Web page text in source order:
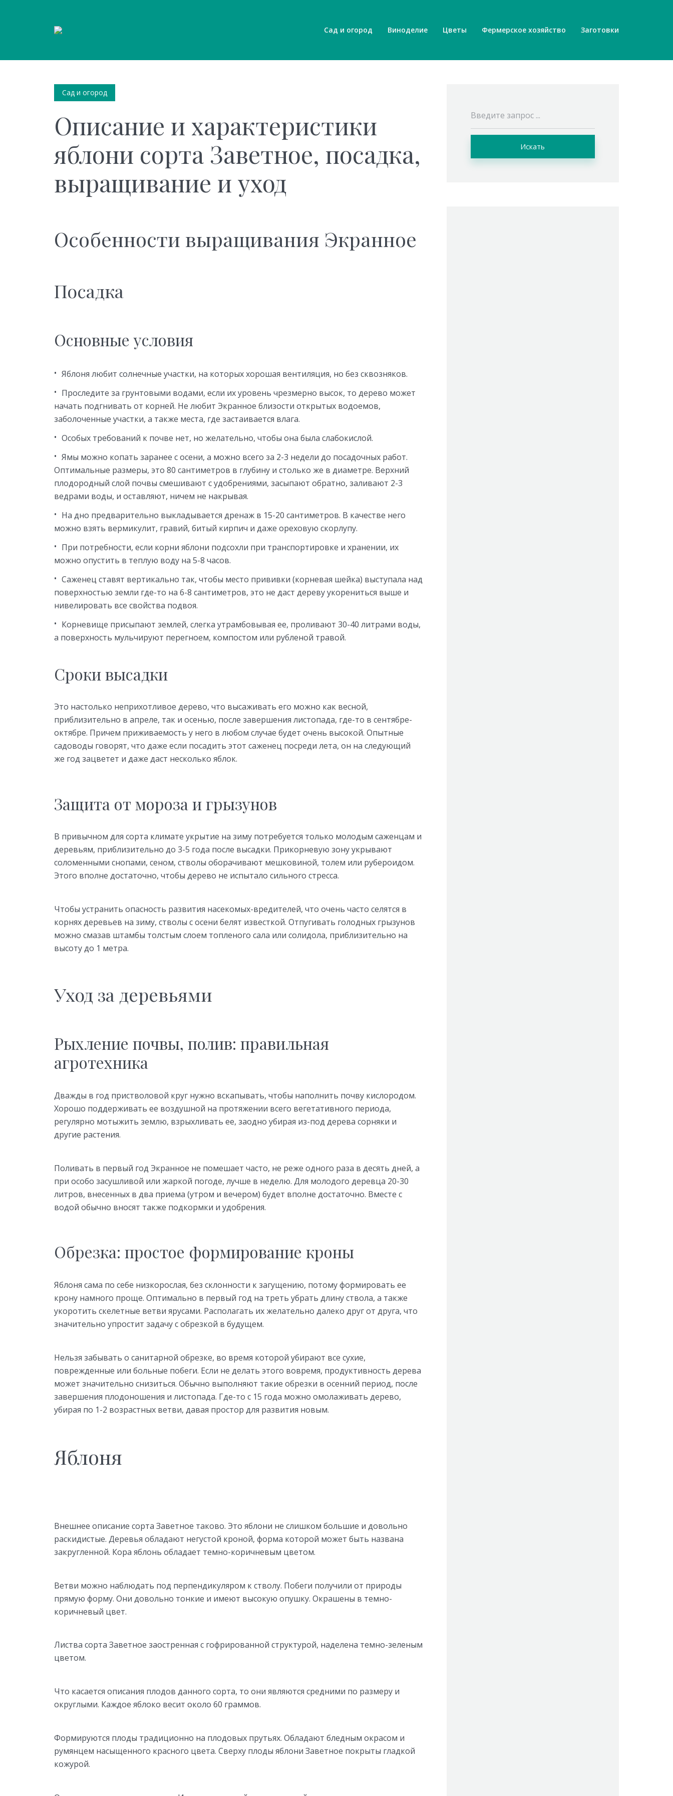
Сад и огород Виноделие Цветы Фермерское хозяйство Заготовки
Сад и огород
Описание и характеристики
яблони сорта Заветное, посадка,
выращивание и уход
Особенности выращивания Экранное
Посадка
Основные условия
Яблоня любит солнечные участки, на которых хорошая вентиляция, но без сквозняков.
Проследите за грунтовыми водами, если их уровень чрезмерно высок, то дерево может
начать подгнивать от корней. Не любит Экранное близости открытых водоемов,
заболоченные участки, а также места, где застаивается влага.
Особых требований к почве нет, но желательно, чтобы она была слабокислой.
Ямы можно копать заранее с осени, а можно всего за 2-3 недели до посадочных работ.
Оптимальные размеры, это 80 сантиметров в глубину и столько же в диаметре. Верхний
плодородный слой почвы смешивают с удобрениями, засыпают обратно, заливают 2-3
ведрами воды, и оставляют, ничем не накрывая.
На дно предварительно выкладывается дренаж в 15-20 сантиметров. В качестве него
можно взять вермикулит, гравий, битый кирпич и даже ореховую скорлупу.
При потребности, если корни яблони подсохли при транспортировке и хранении, их
можно опустить в теплую воду на 5-8 часов.
Саженец ставят вертикально так, чтобы место прививки (корневая шейка) выступала над
поверхностью земли где-то на 6-8 сантиметров, это не даст дереву укорениться выше и
нивелировать все свойства подвоя.
Корневище присыпают землей, слегка утрамбовывая ее, проливают 30-40 литрами воды,
а поверхность мульчируют перегноем, компостом или рубленой травой.
Сроки высадки
Это настолько неприхотливое дерево, что высаживать его можно как весной,
приблизительно в апреле, так и осенью, после завершения листопада, где-то в сентябре-
октябре. Причем приживаемость у него в любом случае будет очень высокой. Опытные
садоводы говорят, что даже если посадить этот саженец посреди лета, он на следующий
же год зацветет и даже даст несколько яблок.
Защита от мороза и грызунов
В привычном для сорта климате укрытие на зиму потребуется только молодым саженцам и
деревьям, приблизительно до 3-5 года после высадки. Прикорневую зону укрывают
соломенными снопами, сеном, стволы оборачивают мешковиной, толем или рубероидом.
Этого вполне достаточно, чтобы дерево не испытало сильного стресса.
Чтобы устранить опасность развития насекомых-вредителей, что очень часто селятся в
корнях деревьев на зиму, стволы с осени белят известкой. Отпугивать голодных грызунов
можно смазав штамбы толстым слоем топленого сала или солидола, приблизительно на
высоту до 1 метра.
Уход за деревьями
Рыхление почвы, полив: правильная
агротехника
Дважды в год пристволовой круг нужно вскапывать, чтобы наполнить почву кислородом.
Хорошо поддерживать ее воздушной на протяжении всего вегетативного периода,
регулярно мотыжить землю, взрыхливать ее, заодно убирая из-под дерева сорняки и
другие растения.
Поливать в первый год Экранное не помешает часто, не реже одного раза в десять дней, а
при особо засушливой или жаркой погоде, лучше в неделю. Для молодого деревца 20-30
литров, внесенных в два приема (утром и вечером) будет вполне достаточно. Вместе с
водой обычно вносят также подкормки и удобрения.
Обрезка: простое формирование кроны
Яблоня сама по себе низкорослая, без склонности к загущению, потому формировать ее
крону намного проще. Оптимально в первый год на треть убрать длину ствола, а также
укоротить скелетные ветви ярусами. Располагать их желательно далеко друг от друга, что
значительно упростит задачу с обрезкой в будущем.
Нельзя забывать о санитарной обрезке, во время которой убирают все сухие,
поврежденные или больные побеги. Если не делать этого вовремя, продуктивность дерева
может значительно снизиться. Обычно выполняют такие обрезки в осенний период, после
завершения плодоношения и листопада. Где-то с 15 года можно омолаживать дерево,
убирая по 1-2 возрастных ветви, давая простор для развития новым.
Яблоня
Внешнее описание сорта Заветное таково. Это яблони не слишком большие и довольно
раскидистые. Деревья обладают негустой кроной, форма которой может быть названа
закругленной. Кора яблонь обладает темно-коричневым цветом.
Ветви можно наблюдать под перпендикуляром к стволу. Побеги получили от природы
прямую форму. Они довольно тонкие и имеют высокую опушку. Окрашены в темно-
коричневый цвет.
Листва сорта Заветное заостренная с гофрированной структурой, наделена темно-зеленым
цветом.
Что касается описания плодов данного сорта, то они являются средними по размеру и
округлыми. Каждое яблоко весит около 60 граммов.
Формируются плоды традиционно на плодовых прутьях. Обладают бледным окрасом и
румянцем насыщенного красного цвета. Сверху плоды яблони Заветное покрыты гладкой
кожурой.
Искать